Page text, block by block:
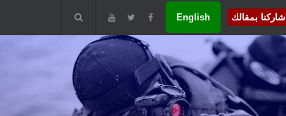
شاركنا بمقالك English